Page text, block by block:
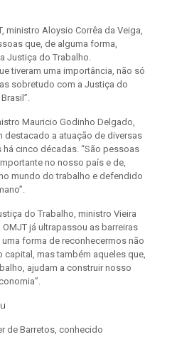
ministro Aloysio Corrêa da Veiga,
que, de alguma forma,
Justiça do Trabalho.
tiveram uma importância, não só
sobretudo com a Justiça do
Mauricio Godinho Delgado,
destacado a atuação de diversas
cinco décadas. “São pessoas
no nosso país e de,
mundo do trabalho e defendido
do Trabalho, ministro Vieira
já ultrapassou as barreiras
forma de reconhecermos não
capital, mas também aqueles que,
ajudam a construir nosso
de Barretos, conhecido